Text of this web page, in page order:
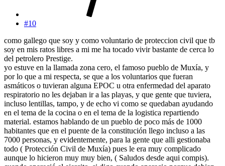
#10
como gallego que soy y como voluntario de proteccion civil que tb
soy en mis ratos libres a mi me ha tocado vivir bastante de cerca lo
del petrolero Prestige.
yo estuve en la llamada zona cero, el famoso pueblo de Muxía, y
por lo que a mi respecta, se que a los voluntarios que fueran
asmáticos o tuvieran alguna EPOC u otra enfermedad del aparato
respiratorio no les dejaban ir a las playas, y que gente que tuviera,
incluso lentillas, tampo, y de echo vi como se quedaban ayudando
en el tema de la cocina o en el tema de la logistica repartiendo
material. estamos hablando de un pueblo de poco más de 1000
habitantes que en el puente de la constitución llego incluso a las
7000 personas, y evidentemente, para la gente que alli gestionaba
todo ( Protección Civil de Muxía) pues le era muy complicado
aunque lo hicieron muy muy bien, ( Saludos desde aqui compis).